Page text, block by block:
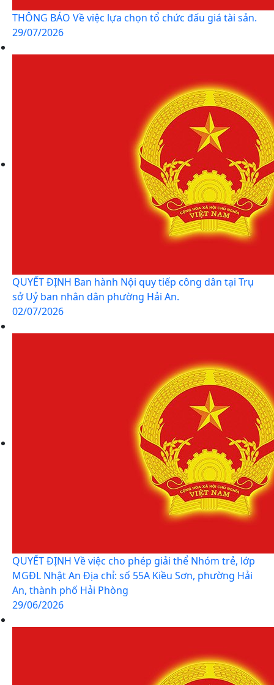
THÔNG BÁO Về việc lựa chọn tổ chức đấu giá tài sản.
29/07/2026
QUYẾT ĐỊNH Ban hành Nội quy tiếp công dân tại Trụ
sở Uỷ ban nhân dân phường Hải An.
02/07/2026
QUYẾT ĐỊNH Về việc cho phép giải thể Nhóm trẻ, lớp
MGĐL Nhật An Địa chỉ: số 55A Kiều Sơn, phường Hải
An, thành phố Hải Phòng
29/06/2026